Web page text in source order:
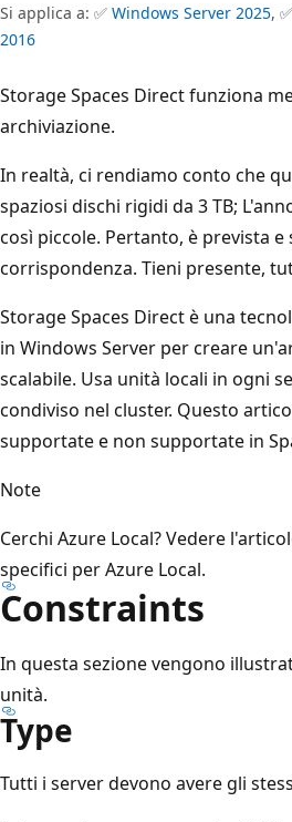
Si applica a: ✅ Windows Server 2025, ✅
2016
Storage Spaces Direct funziona
archiviazione.
In realtà, ci rendiamo conto che
spaziosi dischi rigidi da 3 TB;
così piccole. Pertanto, è prevista
corrispondenza. Tieni presente,
Storage Spaces Direct è una
in Windows Server per creare
scalabile. Usa unità locali in ogni
condiviso nel cluster. Questo
supportate e non supportate in
Note
Cerchi Azure Local? Vedere
specifici per Azure Local.
Constraints
In questa sezione vengono
unità.
Type
Tutti i server devono avere gli